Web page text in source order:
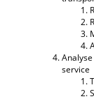
service